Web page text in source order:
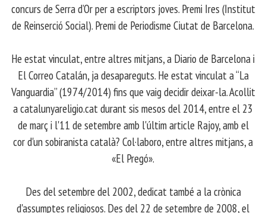
concurs de Serra d’Or per a escriptors joves. Premi Ires (Institut
de Reinserció Social). Premi de Periodisme Ciutat de Barcelona.
​ He estat vinculat, entre altres mitjans, a Diario de Barcelona i
El Correo Catalán, ja desapareguts. He estat vinculat a “La
Vanguardia” (1974/2014) fins que vaig decidir deixar-la. Acollit
a catalunyareligio.cat durant sis mesos del 2014, entre el 23
de març i l'11 de setembre amb l'últim article Rajoy, amb el
cor d'un sobiranista català? Col·laboro, entre altres mitjans, a
«El Pregó».
​ Des del setembre del 2002, dedicat també a la crònica
d'assumptes religiosos. Des del 22 de setembre de 2008, el